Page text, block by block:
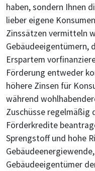
haben, sondern Ihnen
lieber eigene
Zinssätzen vermitteln
Gebäudeeigentümern,
Erspartem
Förderung entweder
höhere Zinsen für
während
Zuschüsse regelmäßig
Förderkredite
Sprengstoff und hohe
Gebäudeeigentümer